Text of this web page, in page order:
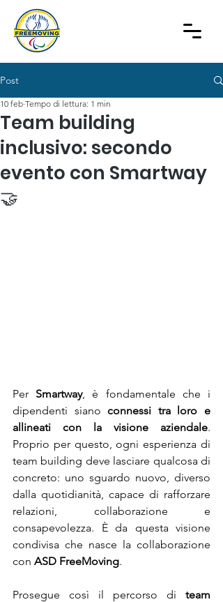
Post
Team building
inclusivo: secondo
evento con Smartway
🤝
10 feb Tempo di lettura: 1 min
Per Smartway, è fondamentale che i
dipendenti siano connessi tra loro e
allineati con la visione aziendale.
Proprio per questo, ogni esperienza di
team building deve lasciare qualcosa di
concreto: uno sguardo nuovo, diverso
dalla quotidianità, capace di rafforzare
relazioni, collaborazione e
consapevolezza. È da questa visione
condivisa che nasce la collaborazione
con ASD FreeMoving.
Prosegue così il percorso di team